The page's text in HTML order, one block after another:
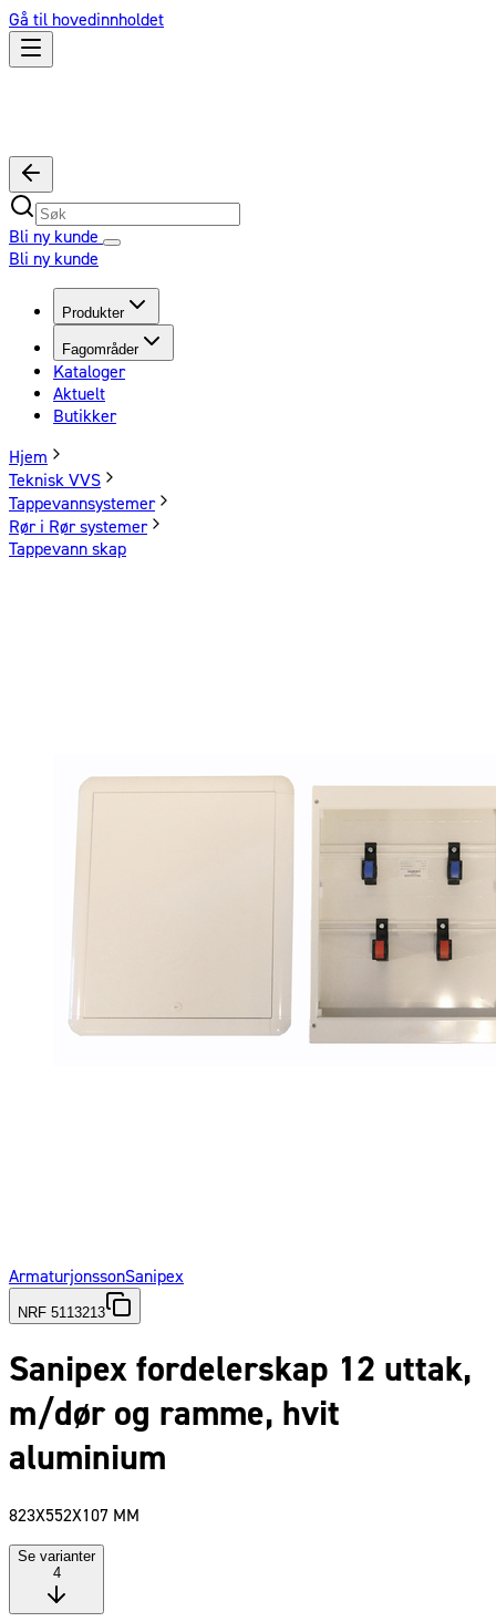
Gå til hovedinnholdet
Bli ny kunde
Bli ny kunde
Produkter
Fagområder
Kataloger
Aktuelt
Butikker
Hjem
Teknisk VVS
Tappevannsystemer
Rør i Rør systemer
Tappevann skap
ArmaturjonssonSanipex
NRF 5113213
Sanipex fordelerskap 12 uttak,
m/dør og ramme, hvit
aluminium
823X552X107 MM
Se varianter
4